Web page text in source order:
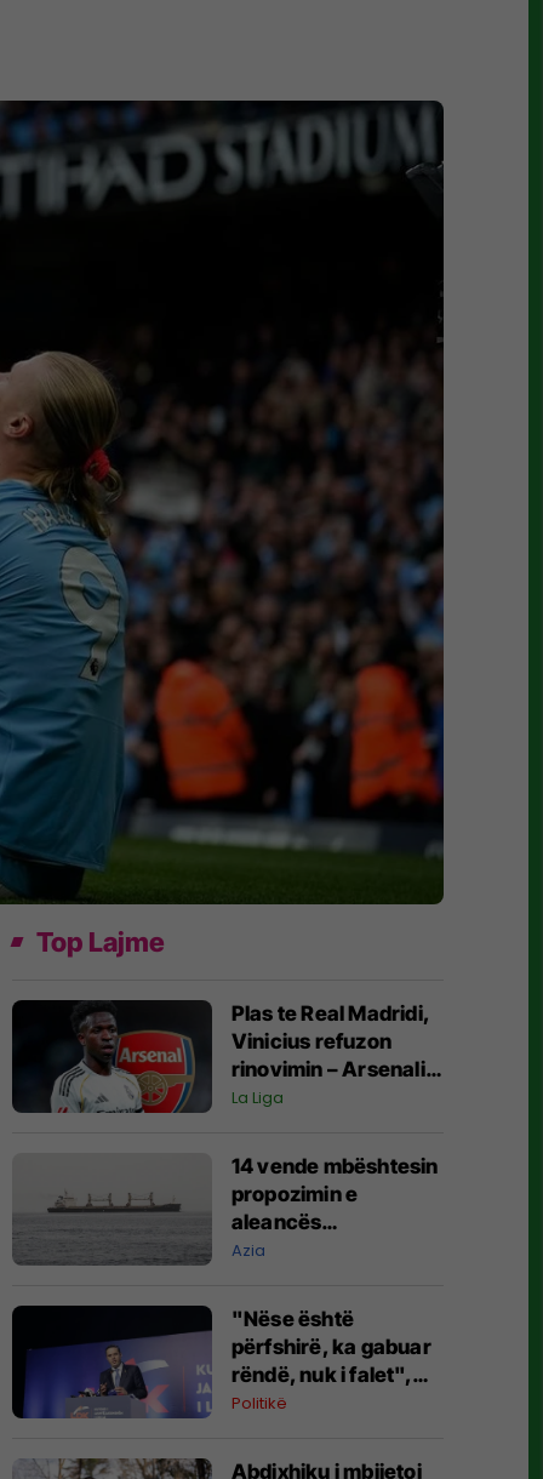
Top Lajme
Plas te Real Madridi,
Vinicius refuzon
rinovimin – Arsenali
gati ofertën 140
La Liga
14 vende mbështesin
propozimin e
aleancës
shumëkombëshe të
udhëhequr nga
Arabia Saudite
Azia
"Nëse është
përfshirë, ka gabuar
rëndë, nuk i falet",
Abdixhiku i çon
Ramës
Politikë
Abdixhiku i mbijetoi